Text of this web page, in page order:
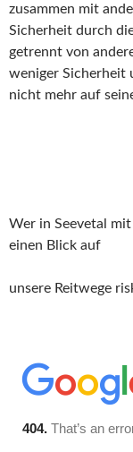
zusammen mit
Sicherheit durch
getrennt von
weniger Sicherheit
nicht mehr auf
Wer in Seevetal
einen Blick auf
unsere Reitwege